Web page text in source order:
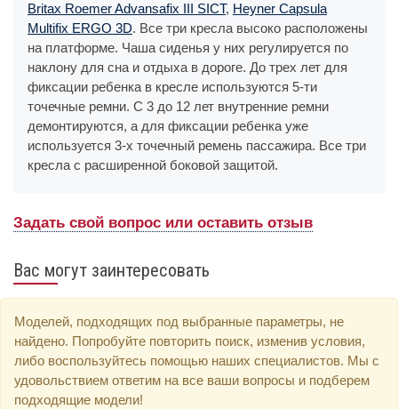
Britax Roemer Advansafix III SICT, Heyner Capsula
Multifix ERGO 3D. Все три кресла высоко расположены
на платформе. Чаша сиденья у них регулируется по
наклону для сна и отдыха в дороге. До трех лет для
фиксации ребенка в кресле используются 5-ти
точечные ремни. С 3 до 12 лет внутренние ремни
демонтируются, а для фиксации ребенка уже
используется 3-х точечный ремень пассажира. Все три
кресла с расширенной боковой защитой.
Задать свой вопрос или оставить отзыв
Вас могут заинтересовать
Моделей, подходящих под выбранные параметры, не
найдено. Попробуйте повторить поиск, изменив условия,
либо воспользуйтесь помощью наших специалистов. Мы с
удовольствием ответим на все ваши вопросы и подберем
подходящие модели!